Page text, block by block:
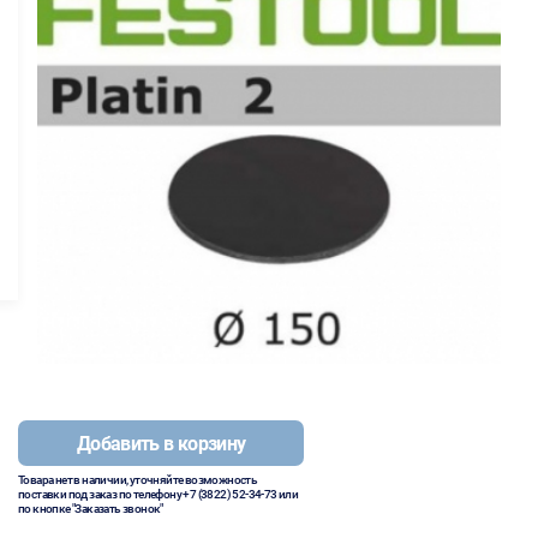
Добавить в корзину
Товара нет в наличии, уточняйте возможность
поставки под заказ по телефону+7 (3822) 52-34-73или
по кнопке "Заказать звонок"